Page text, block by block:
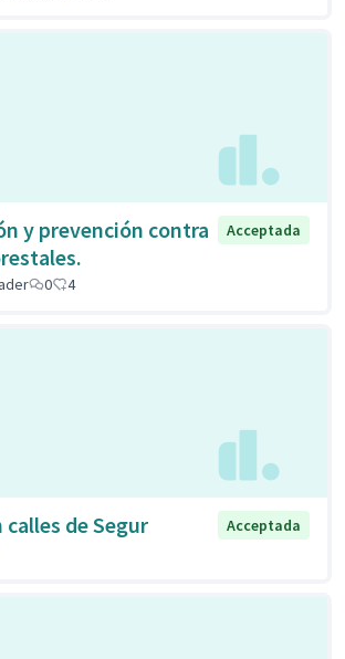
y prevención contra
Acceptada
0 4
calles de Segur
Acceptada